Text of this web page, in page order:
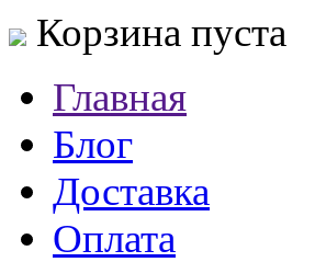
Корзина пуста
Главная
Блог
Доставка
Оплата